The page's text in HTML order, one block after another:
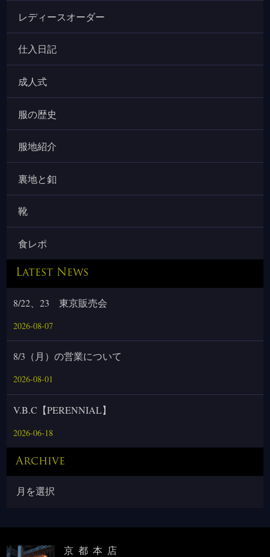
レディースオーダー
仕入日記
成人式
服の歴史
服地紹介
裏地と釦
靴
食レポ
Latest News
8/22、23 東京販売会
2026-08-07
8/3（月）の営業について
2026-08-01
V.B.C【PERENNIAL】
2026-06-18
Archive
京都本店